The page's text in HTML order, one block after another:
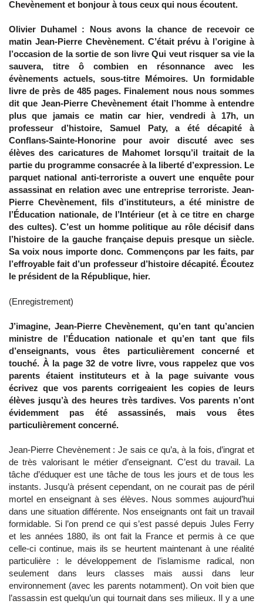
Chevènement et bonjour à tous ceux qui nous écoutent.
Olivier Duhamel : Nous avons la chance de recevoir ce
matin Jean-Pierre Chevènement. C’était prévu à l’origine à
l’occasion de la sortie de son livre Qui veut risquer sa vie la
sauvera, titre ô combien en résonnance avec les
évènements actuels, sous-titre Mémoires. Un formidable
livre de près de 485 pages. Finalement nous nous sommes
dit que Jean-Pierre Chevènement était l’homme à entendre
plus que jamais ce matin car hier, vendredi à 17h, un
professeur d’histoire, Samuel Paty, a été décapité à
Conflans-Sainte-Honorine pour avoir discuté avec ses
élèves des caricatures de Mahomet lorsqu’il traitait de la
partie du programme consacrée à la liberté d’expression. Le
parquet national anti-terroriste a ouvert une enquête pour
assassinat en relation avec une entreprise terroriste. Jean-
Pierre Chevènement, fils d’instituteurs, a été ministre de
l’Éducation nationale, de l’Intérieur (et à ce titre en charge
des cultes). C’est un homme politique au rôle décisif dans
l’histoire de la gauche française depuis presque un siècle.
Sa voix nous importe donc. Commençons par les faits, par
l’effroyable fait d’un professeur d’histoire décapité. Écoutez
le président de la République, hier.
(Enregistrement)
J’imagine, Jean-Pierre Chevènement, qu’en tant qu’ancien
ministre de l’Éducation nationale et qu’en tant que fils
d’enseignants, vous êtes particulièrement concerné et
touché. À la page 32 de votre livre, vous rappelez que vos
parents étaient instituteurs et à la page suivante vous
écrivez que vos parents corrigeaient les copies de leurs
élèves jusqu’à des heures très tardives. Vos parents n’ont
évidemment pas été assassinés, mais vous êtes
particulièrement concerné.
Jean-Pierre Chevènement : Je sais ce qu’a, à la fois, d’ingrat et
de très valorisant le métier d’enseignant. C’est du travail. La
tâche d’éduquer est une tâche de tous les jours et de tous les
instants. Jusqu’à présent cependant, on ne courait pas de péril
mortel en enseignant à ses élèves. Nous sommes aujourd’hui
dans une situation différente. Nos enseignants ont fait un travail
formidable. Si l’on prend ce qui s’est passé depuis Jules Ferry
et les années 1880, ils ont fait la France et permis à ce que
celle-ci continue, mais ils se heurtent maintenant à une réalité
particulière : le développement de l’islamisme radical, non
seulement dans leurs classes mais aussi dans leur
environnement (avec les parents notamment). On voit bien que
l’assassin est quelqu’un qui tournait dans ses milieux. Il y a une